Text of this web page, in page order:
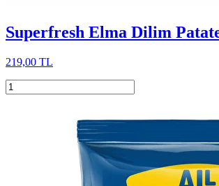
Superfresh Elma Dilim
219,00 TL